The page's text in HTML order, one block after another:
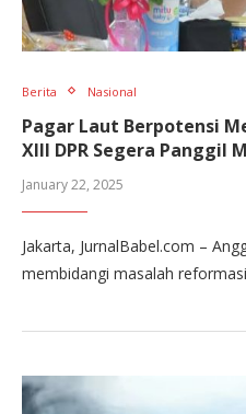
Berita Nasional
Pagar Laut Berpotensi
XIII DPR Segera Panggil
January 22, 2025
Jakarta, JurnalBabel.com –
membidangi masalah